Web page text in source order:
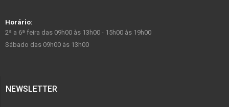
Horário:
2ª a 6ª feira das 09h00 às 13h00 - 15h00 às 19h00
Sábado das 09h00 às 13h00
NEWSLETTER